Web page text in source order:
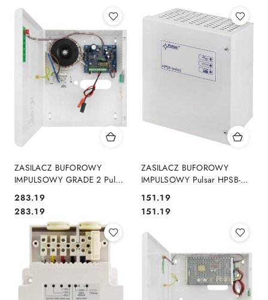
ZASILACZ BUFOROWY
IMPULSOWY GRADE 2 Pulsar
AWZG2-12V2A-B
Cena:
283.19
Cena:
283.19
ZASILACZ BUFOROWY
IMPULSOWY Pulsar HPSB-
12V2A-B
Cena:
151.19
Cena:
151.19